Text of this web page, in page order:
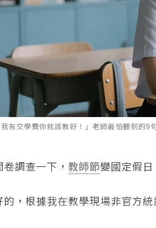
我有交學費你就該教好！」老師最怕聽到的9
卷調查一下， 教師節變國定假
的，根據我在教學現場非官方